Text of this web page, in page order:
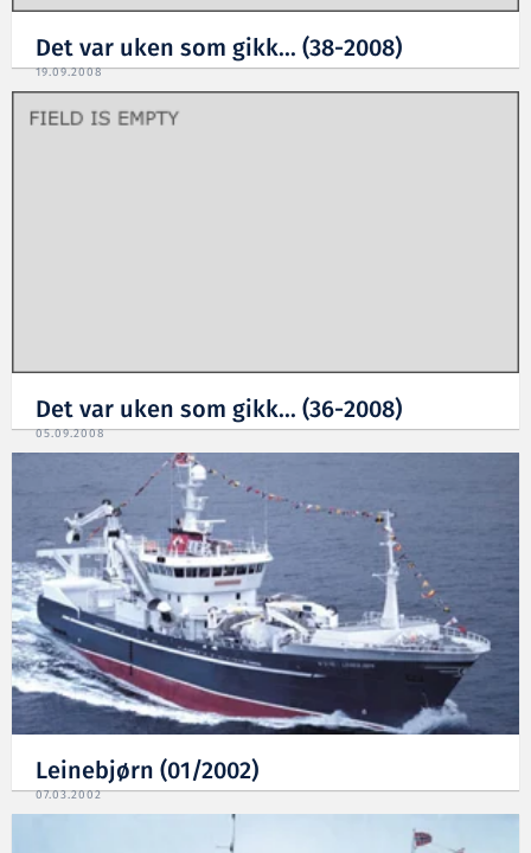
Det var uken som gikk... (38-2008)
19.09.2008
Det var uken som gikk... (36-2008)
05.09.2008
Leinebjørn (01/2002)
07.03.2002